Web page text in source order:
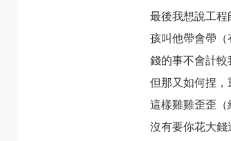
最後我想說工
孩叫他帶會帶（
錢的事不會計
但那又如何捏
這樣雞雞歪歪（
沒有要你花大錢